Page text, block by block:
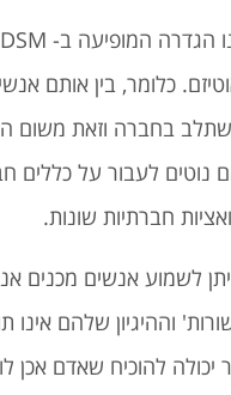
כלומר, בין אותם
בחברה וזאת משום
נוטים לעבור על
חברתיות שונות.
לשמוע אנשים מכנים
יכולה להוכיח שאדם אכן